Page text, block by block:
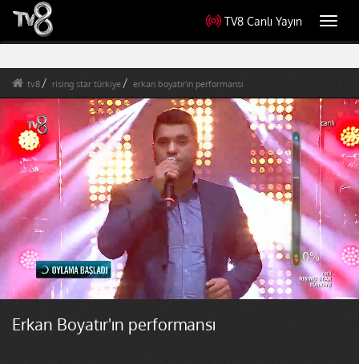
TV8 Canlı Yayın
tv8 rising star türkiye erkan boyatır'ın performansı
Erkan Boyatır'ın performansı